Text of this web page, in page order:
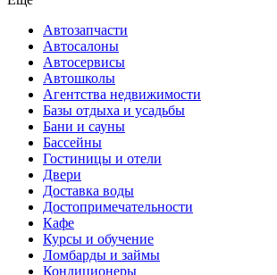
Автозапчасти
Автосалоны
Автосервисы
Автошколы
Агентства недвижимости
Базы отдыха и усадьбы
Бани и сауны
Бассейны
Гостиницы и отели
Двери
Доставка воды
Достопримечательности
Кафе
Курсы и обучение
Ломбарды и займы
Кондиционеры